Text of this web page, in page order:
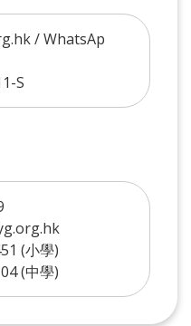
/ WhatsAp
S
(小學)
(中學)